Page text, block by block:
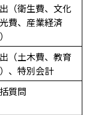
（衛生費、文化
費、産業経済
（土木費、教育
、特別会計
質問